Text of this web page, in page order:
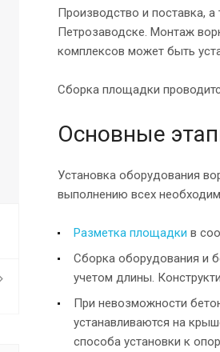
Производство и поставка,
Петрозаводске. Монтаж
комплексов может быть
Сборка площадки
Основные
Установка оборудования
выполнению всех
Разметка площадки в
Сборка оборудования и
учетом длины.
При невозможности
устанавливаются на
способа установки к